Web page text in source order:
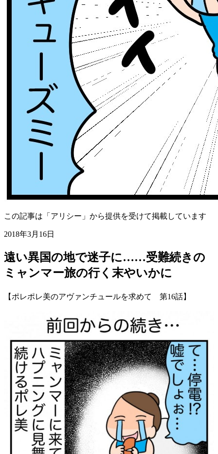
この記事は「アリシー」から提供を受けて掲載しています
2018年3月16日
遠い異国の地で迷子に……受難続きの
ミャンマー旅の行く末やいかに
【ポレポレ美のアヴァンチュールを求めて 第16話】